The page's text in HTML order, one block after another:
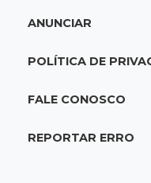
acumulado em R$
18:05Energia
Produção de
ANUNCIAR
POLÍTICA DE
FALE CONOSCO
REPORTAR ERRO